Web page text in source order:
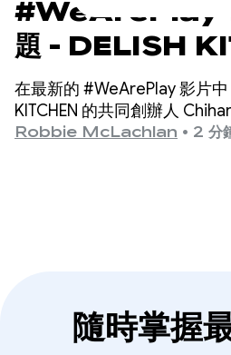
#WeArePlay
題 - DELISH
何協助 1,300 萬
在最新的 #WeArePlay 影片中
KITCHEN 的共同創辦人
Play 應用程式和遊戲幕後的開
Robbie McLachlan • 2 分
隨時掌握